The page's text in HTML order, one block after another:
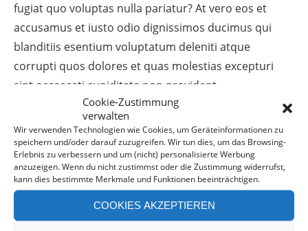
Cookie-Zustimmung
verwalten
Wir verwenden Technologien wie Cookies, um Geräteinformationen zu
speichern und/oder darauf zuzugreifen. Wir tun dies, um das Browsing-
Erlebnis zu verbessern und um (nicht) personalisierte Werbung
anzuzeigen. Wenn du nicht zustimmst oder die Zustimmung widerrufst,
kann dies bestimmte Merkmale und Funktionen beeinträchtigen.
COOKIES AKZEPTIEREN
fugiat quo voluptas nulla pariatur? At vero eos et
accusamus et iusto odio dignissimos ducimus qui
blanditiis esentium voluptatum deleniti atque
corrupti quos dolores et quas molestias excepturi
sint occaecati cupiditate non provident,
TEILEN